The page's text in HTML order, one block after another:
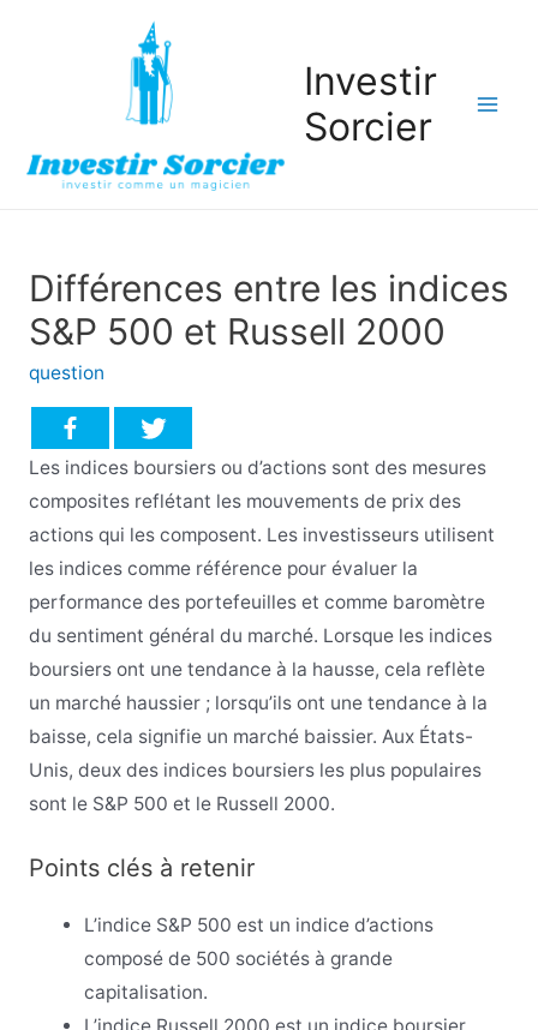
Investir
Sorcier
Différences entre les indices
S&P 500 et Russell 2000
question
Les indices boursiers ou d’actions sont des mesures
composites reflétant les mouvements de prix des
actions qui les composent. Les investisseurs utilisent
les indices comme référence pour évaluer la
performance des portefeuilles et comme baromètre
du sentiment général du marché. Lorsque les indices
boursiers ont une tendance à la hausse, cela reflète
un marché haussier ; lorsqu’ils ont une tendance à la
baisse, cela signifie un marché baissier. Aux États-
Unis, deux des indices boursiers les plus populaires
sont le S&P 500 et le Russell 2000.
Points clés à retenir
L’indice S&P 500 est un indice d’actions
composé de 500 sociétés à grande
capitalisation.